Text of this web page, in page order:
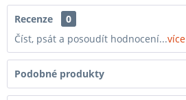
Recenze
0
Číst, psát a posoudít hodnocení...více
Podobné produkty